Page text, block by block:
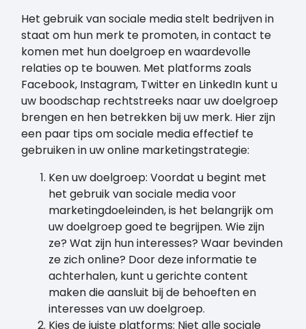
Het gebruik van sociale media stelt bedrijven in
staat om hun merk te promoten, in contact te
komen met hun doelgroep en waardevolle
relaties op te bouwen. Met platforms zoals
Facebook, Instagram, Twitter en LinkedIn kunt u
uw boodschap rechtstreeks naar uw doelgroep
brengen en hen betrekken bij uw merk. Hier zijn
een paar tips om sociale media effectief te
gebruiken in uw online marketingstrategie:
Ken uw doelgroep: Voordat u begint met
het gebruik van sociale media voor
marketingdoeleinden, is het belangrijk om
uw doelgroep goed te begrijpen. Wie zijn
ze? Wat zijn hun interesses? Waar bevinden
ze zich online? Door deze informatie te
achterhalen, kunt u gerichte content
maken die aansluit bij de behoeften en
interesses van uw doelgroep.
Kies de juiste platforms: Niet alle sociale